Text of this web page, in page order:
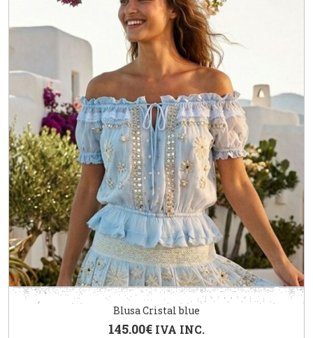
Blusa Cristal blue
145.00€ IVA INC.